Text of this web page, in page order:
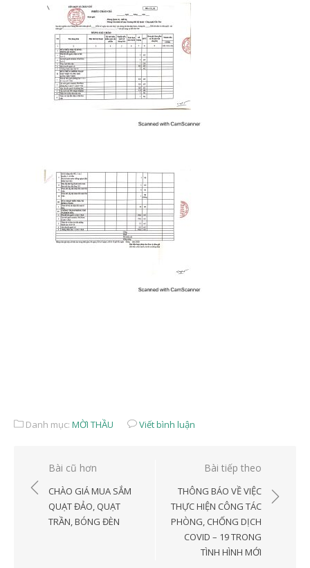
Danh mục: MỜI THẦU Viết bình luận
Điều
hướng
viết
Bài cũ hơn
CHÀO GIÁ MUA SẮM
QUẠT ĐẢO, QUẠT
TRẦN, BÓNG ĐÈN
Bài tiếp theo
THÔNG BÁO VỀ VIỆC
THỰC HIỆN CÔNG TÁC
PHÒNG, CHỐNG DỊCH
COVID – 19 TRONG
TÌNH HÌNH MỚI